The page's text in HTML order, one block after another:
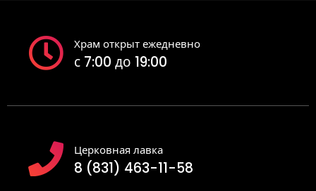
Храм открыт ежедневно
с 7:00 до 19:00
Церковная лавка
8 (831) 463-11-58